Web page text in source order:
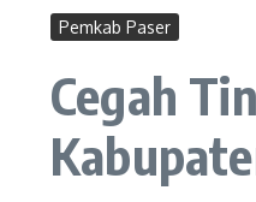
Pemkab Paser
Cegah